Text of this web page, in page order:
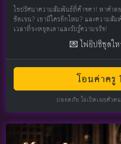
ไขปริศนาความสัมพันธ์ที่ค้างคา! หาคำต
ชัดเจน? เขามีใครอีกไหม? และความสั
เวลาที่จะหยุดเดาและรับรู้ความจริง!
💌 ไพ่ยิปซีชุดใ
โอนค่าครู
ปลอดภัย ไม่เปิดเผยตัวตน